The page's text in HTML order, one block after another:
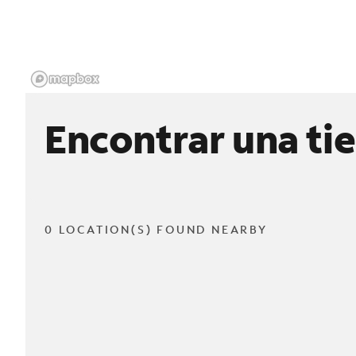
Encontrar una
0 LOCATION(S) FOUND NEARBY